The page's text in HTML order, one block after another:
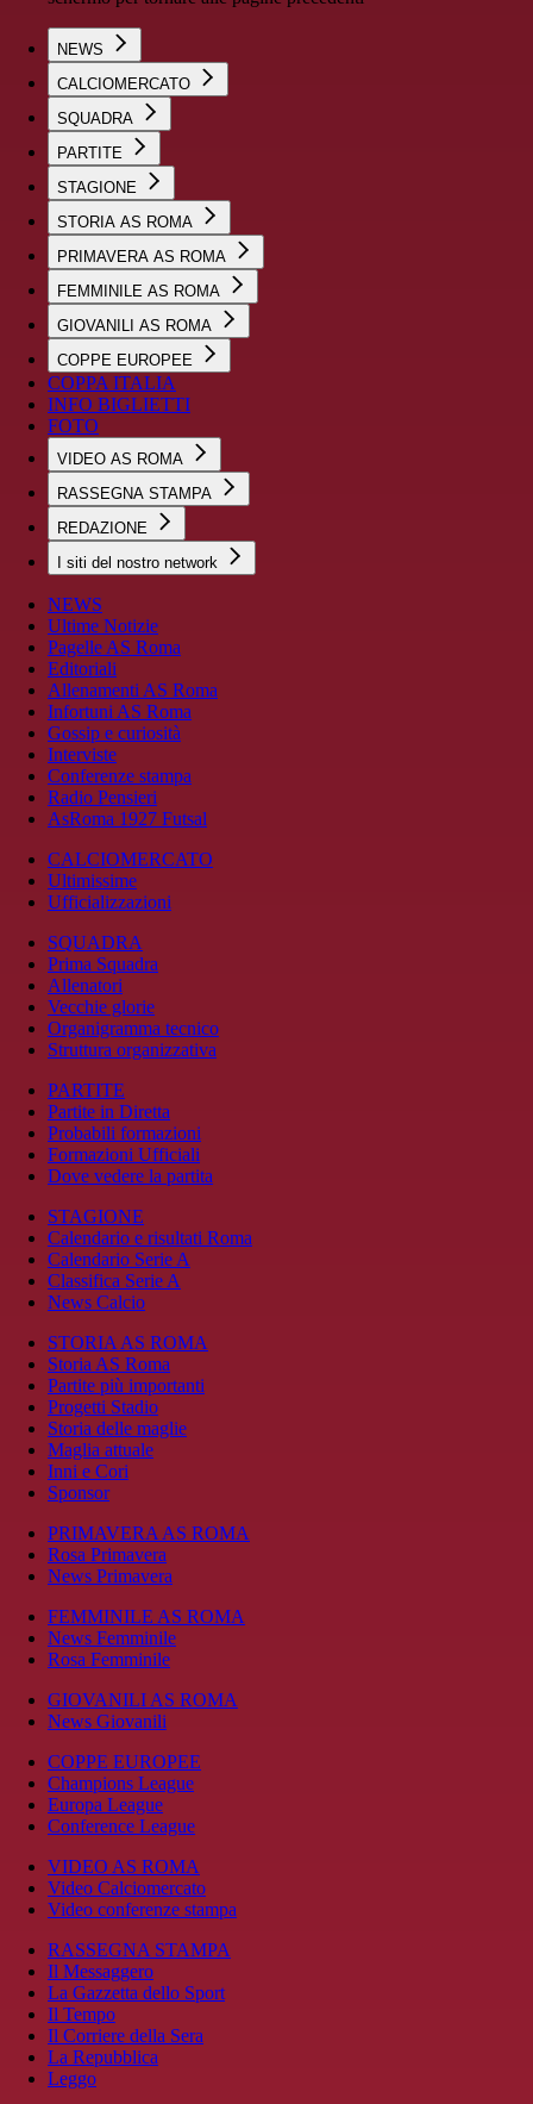
NEWS
CALCIOMERCATO
SQUADRA
PARTITE
STAGIONE
STORIA AS ROMA
PRIMAVERA AS ROMA
FEMMINILE AS ROMA
GIOVANILI AS ROMA
COPPE EUROPEE
COPPA ITALIA
INFO BIGLIETTI
FOTO
VIDEO AS ROMA
RASSEGNA STAMPA
REDAZIONE
I siti del nostro network
NEWS
Ultime Notizie
Pagelle AS Roma
Editoriali
Allenamenti AS Roma
Infortuni AS Roma
Gossip e curiosità
Interviste
Conferenze stampa
Radio Pensieri
AsRoma 1927 Futsal
CALCIOMERCATO
Ultimissime
Ufficializzazioni
SQUADRA
Prima Squadra
Allenatori
Vecchie glorie
Organigramma tecnico
Struttura organizzativa
PARTITE
Partite in Diretta
Probabili formazioni
Formazioni Ufficiali
Dove vedere la partita
STAGIONE
Calendario e risultati Roma
Calendario Serie A
Classifica Serie A
News Calcio
STORIA AS ROMA
Storia AS Roma
Partite più importanti
Progetti Stadio
Storia delle maglie
Maglia attuale
Inni e Cori
Sponsor
PRIMAVERA AS ROMA
Rosa Primavera
News Primavera
FEMMINILE AS ROMA
News Femminile
Rosa Femminile
GIOVANILI AS ROMA
News Giovanili
COPPE EUROPEE
Champions League
Europa League
Conference League
VIDEO AS ROMA
Video Calciomercato
Video conferenze stampa
RASSEGNA STAMPA
Il Messaggero
La Gazzetta dello Sport
Il Tempo
Il Corriere della Sera
La Repubblica
Leggo